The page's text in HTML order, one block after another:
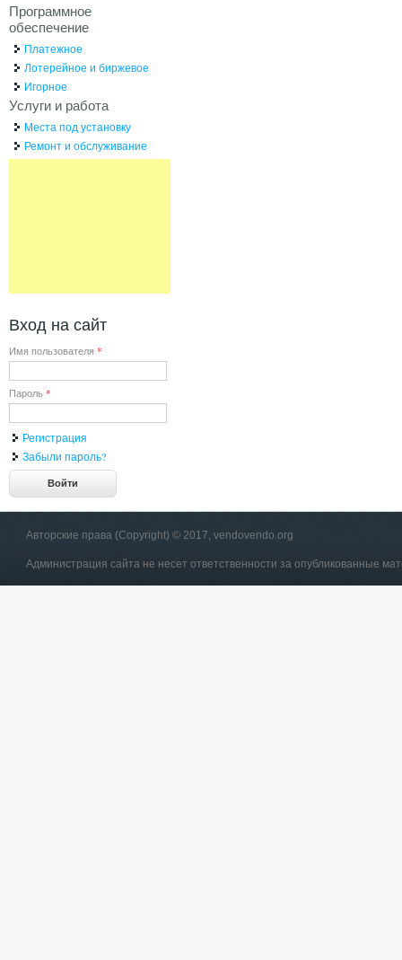
Программное
обеспечение
Платежное
Лотерейное и биржевое
Игорное
Услуги и работа
Места под установку
Ремонт и обслуживание
Вход на сайт
Имя пользователя *
Пароль *
Регистрация
Забыли пароль?
Авторские права (Copyright) © 2017, vendovendo.org
Администрация сайта не несет ответственности за опубликованные